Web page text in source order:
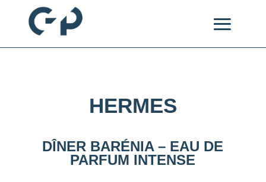
HERMES
DÎNER BARÉNIA – EAU DE
PARFUM INTENSE